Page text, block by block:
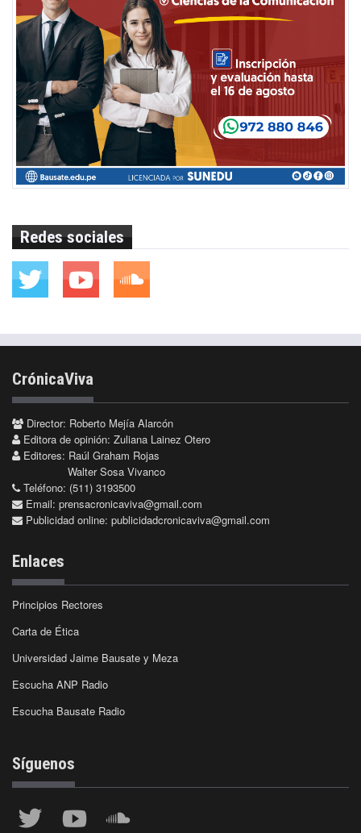
Redes sociales
CrónicaViva
Director: Roberto Mejía Alarcón
Editora de opinión: Zuliana Lainez Otero
Editores: Raúl Graham Rojas
Walter Sosa Vivanco
Teléfono: (511) 3193500
Email: prensacronicaviva@gmail.com
Publicidad online: publicidadcronicaviva@gmail.com
Enlaces
Principios Rectores
Carta de Ética
Universidad Jaime Bausate y Meza
Escucha ANP Radio
Escucha Bausate Radio
Síguenos